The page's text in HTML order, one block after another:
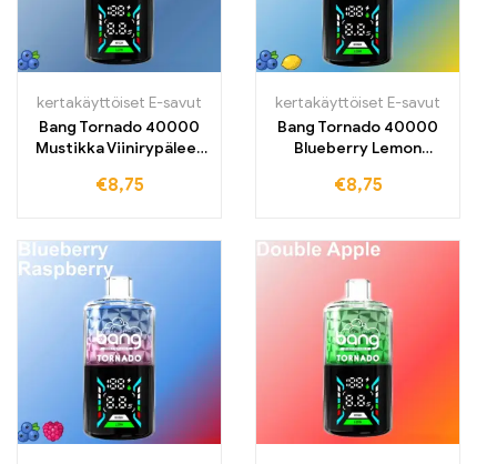
kertakäyttöiset E-savut
Bang Tornado 40000
Mustikka Viinirypäleet
mustikoita ja
€8,75
kertakäyttöiset E-savut
Bang Tornado 40000
Blueberry Lemon
sitruuna 40000 vedolle
€8,75